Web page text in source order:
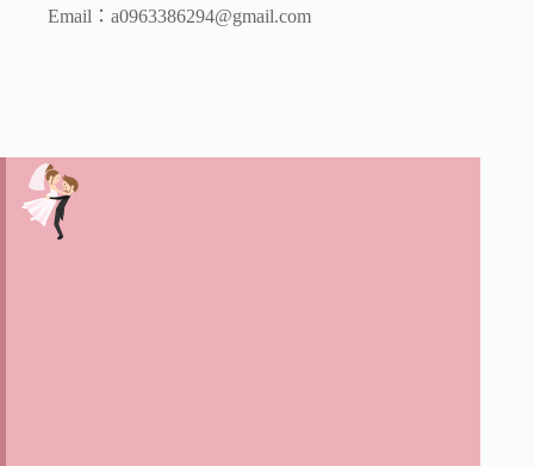
Email： a0963386294@gmail.com